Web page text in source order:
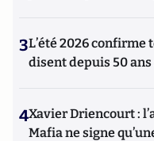
3L’été 2026 confirme
disent depuis 50
4Xavier Driencourt :
Mafia ne signe